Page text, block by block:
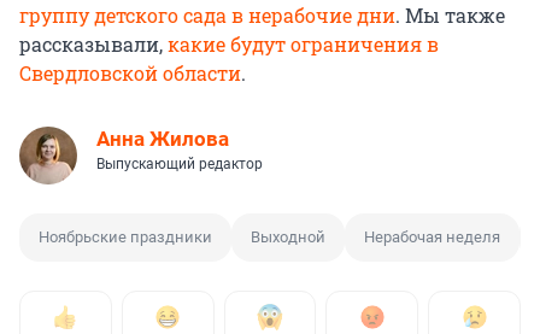
группу детского сада в нерабочие дни. Мы также
рассказывали,какие будут ограничения в
Свердловской области.
Анна Жилова
Выпускающий редактор
Ноябрьские праздники Выходной Нерабочая неделя